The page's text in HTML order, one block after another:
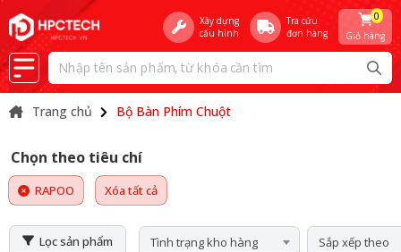
Xây dựng
cấu hình
Tra cứu
đơn hàng
Giỏ hàng
0
Trang chủ Bộ Bàn Phím Chuột
Chọn theo tiêu chí
RAPOO Xóa tất cả
Lọc sản phẩm Tình trạng kho hàng Sắp xếp theo